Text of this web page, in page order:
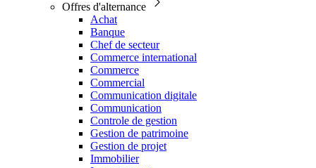
Offres d'alternance
Achat
Banque
Chef de secteur
Commerce international
Commerce
Commercial
Communication digitale
Communication
Controle de gestion
Gestion de patrimoine
Gestion de projet
Immobilier